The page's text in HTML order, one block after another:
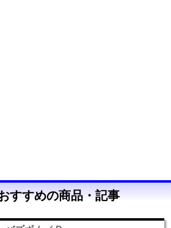
すすめの商品・記事